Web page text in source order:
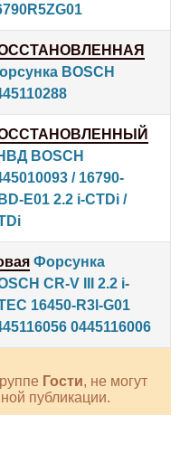
BOSCH
BOSCH
/ 16790-
E01 2.2 i-CTDi /
Форсунка
CR-V III 2.2 i-
16450-R3l-G01
0445116006
Гости, не могут
публикации.